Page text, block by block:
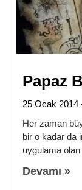
Papaz
25 Ocak 2014
Her zaman
bir o kadar da
uygulama
Devamı »